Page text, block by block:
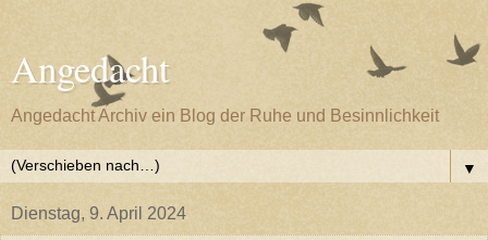
Angedacht
Angedacht Archiv ein Blog der Ruhe und Besinnlichkeit
▼
Dienstag, 9. April 2024